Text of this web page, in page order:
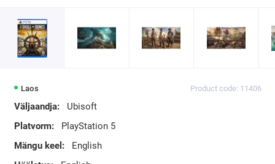
Laos Product code: 11406
Väljaandja:
Ubisoft
Platvorm:
PlayStation 5
Mängu keel:
English